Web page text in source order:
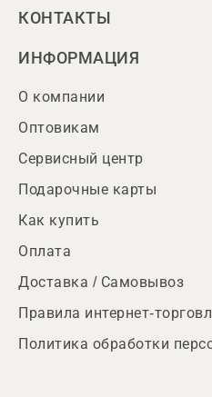
КОНТАКТЫ
ИНФОРМАЦИЯ
О компании
Оптовикам
Сервисный центр
Подарочные карты
Как купить
Оплата
Доставка / Самовывоз
Правила интернет-
Политика обработки